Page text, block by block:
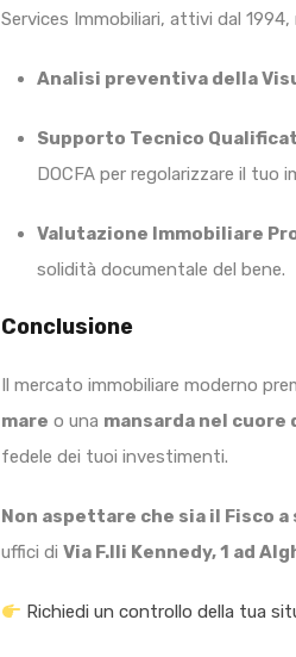
Services Immobiliari, attivi dal
Analisi preventiva della
Supporto Tecnico
DOCFA per regolarizzare il tuo
Valutazione Immobiliare
solidità documentale del bene.
Conclusione
Il mercato immobiliare moderno
mare o una mansarda nel
fedele dei tuoi investimenti.
Non aspettare che sia il Fisco
uffici di Via F.lli Kennedy, 1 ad
Richiedi un controllo della tua